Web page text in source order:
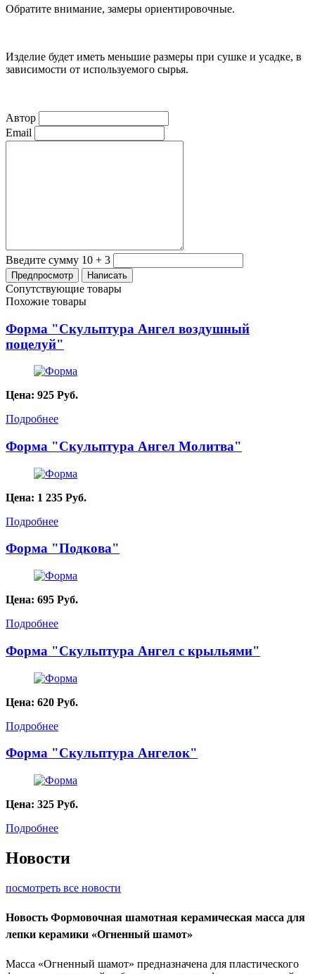
Обратите внимание, замеры ориентировочные.
Изделие будет иметь меньшие размеры при сушке и усадке, в
зависимости от используемого сырья.
Автор
Email
Введите сумму 10 + 3
Сопутствующие товары
Похожие товары
Форма "Скульптура Ангел воздушный
поцелуй"
Цена: 925 Руб.
Подробнее
Форма "Скульптура Ангел Молитва"
Цена: 1 235 Руб.
Подробнее
Форма "Подкова"
Цена: 695 Руб.
Подробнее
Форма "Скульптура Ангел с крыльями"
Цена: 620 Руб.
Подробнее
Форма "Скульптура Ангелок"
Цена: 325 Руб.
Подробнее
Новости
посмотреть все новости
Новость Формовочная шамотная керамическая масса для
лепки керамики «Огненный шамот»
Масса «Огненный шамот» предназначена для пластического